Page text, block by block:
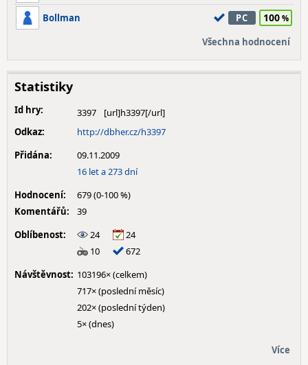
Bollman PC 100
Všechna hodnocení
Statistiky
Id hry:
3397
Odkaz:
http://dbher.cz/h3397
Přidána:
09.11.2009
16 let a 273 dní
Hodnocení:
679 (0-100 %)
Komentářů:
39
Oblíbenost:
24
24
10
672
Návštěvnost: 103196× (celkem)
717× (poslední měsíc)
202× (poslední týden)
5× (dnes)
Více